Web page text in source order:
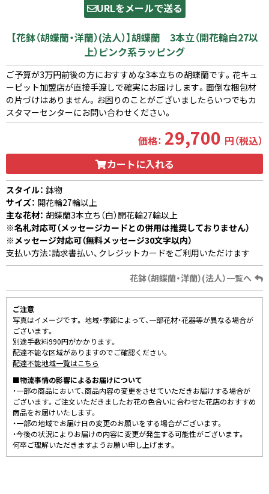
URLをメールで送る
【花鉢（胡蝶蘭・洋蘭）(法人）】胡蝶蘭 3本立（開花輪白27以
上）ピンク系ラッピング
ご予算が3万円前後の方におすすめな3本立ちの胡蝶蘭です。花キュ
ーピット加盟店が直接手渡しで確実にお届けします。面倒な梱包材
の片づけはありません。お困りのことがございましたらいつでもカ
スタマーセンターにお問い合わせください。
価格： 29,700 円（税込）
カートに入れる
スタイル： 鉢物
サイズ： 開花輪27輪以上
主な花材： 胡蝶蘭3本立ち（白）開花輪27輪以上
※名札対応可（メッセージカードとの併用は推奨しておりません）
※メッセージ対応可（無料メッセージ30文字以内）
支払い方法：請求書払い、クレジットカードをご利用いただけます
花鉢（胡蝶蘭・洋蘭）(法人）一覧へ
ご注意
写真はイメージです。 地域・季節によって、一部花材・花器等が異なる場合が
ございます。
別途手数料990円がかかります。
配達不能な区域がありますのでご確認ください。
配達不能地域一覧はこちら
■物流事情の影響によるお届けについて
・一部の商品において、商品内容の変更をさせていただきお届けする場合が
ございます。ご注文いただきましたお花の色合いに合わせた花店のおすすめ
商品をお届けいたします。
・一部の地域でお届け日の変更のお願いをする場合がございます。
・今後の状況によりお届けの内容に変更が発生する可能性がございます。
何卒ご理解いただきますようお願い申し上げます。